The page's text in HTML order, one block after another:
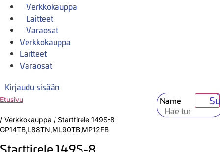
Verkkokauppa
Laitteet
Varaosat
Verkkokauppa
Laitteet
Varaosat
Kirjaudu sisään
Name
Etusivu
/ Verkkokauppa / Starttirele 149S-8
GP14TB,L88TN,ML90TB,MP12FB